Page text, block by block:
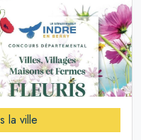
la ville